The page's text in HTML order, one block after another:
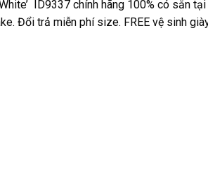
ID9337 chính hãng 100% có sẵn
Đổi trả miễn phí size. FREE vệ sinh